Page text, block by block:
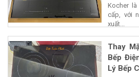
Kocher
cấp, với
xuất...
Thay
Bếp
Lý Bếp